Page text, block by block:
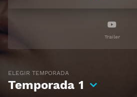
Trailer
ELEGIR TEMPORADA
Temporada 1